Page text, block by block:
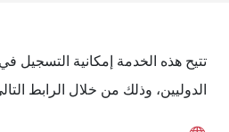
تتيح هذه الخدمة إمكانية التسجيل
الدوليين، وذلك من خلال الرابط